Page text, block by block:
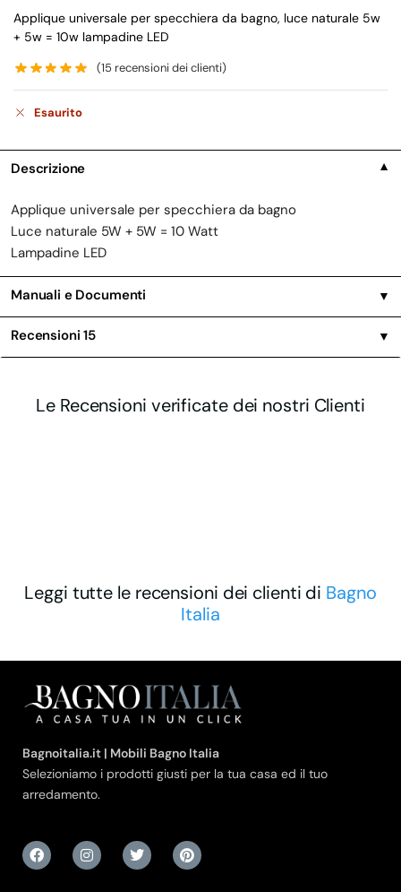
Applique universale per specchiera da bagno, luce naturale 5w
+ 5w = 10w lampadine LED
(15 recensioni dei clienti)
Esaurito
Descrizione ▼
Applique universale per specchiera da bagno
Luce naturale 5W + 5W = 10 Watt
Lampadine LED
Manuali e Documenti ▼
Recensioni15 ▼
Le Recensioni verificate dei nostri Clienti
Leggi tutte le recensioni dei clienti di Bagno
Italia
Bagnoitalia.it | Mobili Bagno Italia
Selezioniamo i prodotti giusti per la tua casa ed il tuo
arredamento.